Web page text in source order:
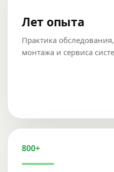
Лет опыта
Практика
монтажа и сервиса
800+